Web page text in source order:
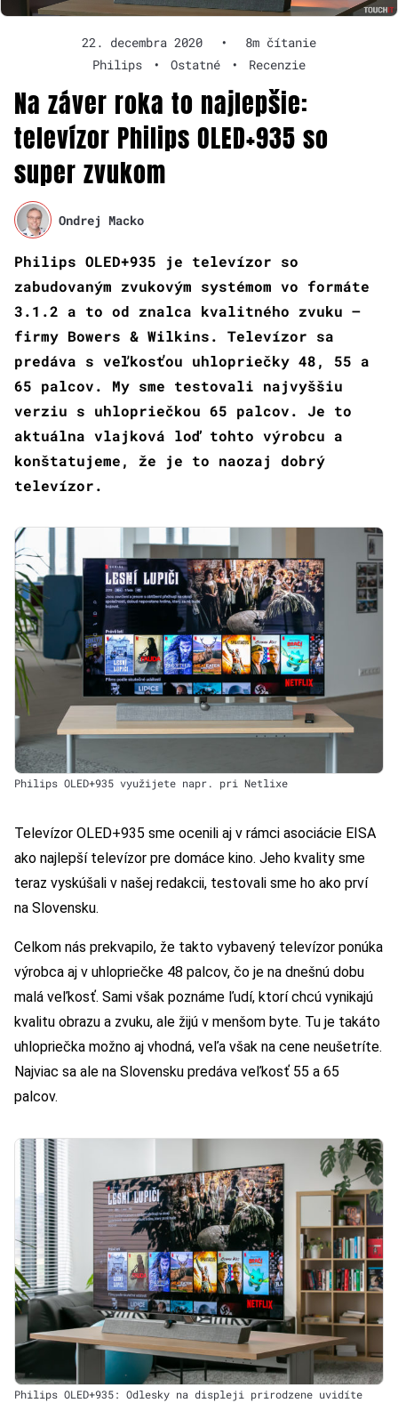
22. decembra 2020 •
8m čítanie
Philips
• Ostatné • Recenzie
Na záver roka to najlepšie:
televízor Philips OLED+935 so
super zvukom
Ondrej Macko
Philips OLED+935 je televízor so
zabudovaným zvukovým systémom vo formáte
3.1.2 a to od znalca kvalitného zvuku –
firmy Bowers & Wilkins. Televízor sa
predáva s veľkosťou uhlopriečky 48, 55 a
65 palcov. My sme testovali najvyššiu
verziu s uhlopriečkou 65 palcov. Je to
aktuálna vlajková loď tohto výrobcu a
konštatujeme, že je to naozaj dobrý
televízor.
Philips OLED+935 využijete napr. pri Netlixe
Televízor OLED+935 sme ocenili aj v rámci asociácie EISA
ako najlepší televízor pre domáce kino. Jeho kvality sme
teraz vyskúšali v našej redakcii, testovali sme ho ako prví
na Slovensku.
Celkom nás prekvapilo, že takto vybavený televízor ponúka
výrobca aj v uhlopriečke 48 palcov, čo je na dnešnú dobu
malá veľkosť. Sami však poznáme ľudí, ktorí chcú vynikajú
kvalitu obrazu a zvuku, ale žijú v menšom byte. Tu je takáto
uhlopriečka možno aj vhodná, veľa však na cene neušetríte.
Najviac sa ale na Slovensku predáva veľkosť 55 a 65
palcov.
Philips OLED+935: Odlesky na displeji prirodzene uvidíte